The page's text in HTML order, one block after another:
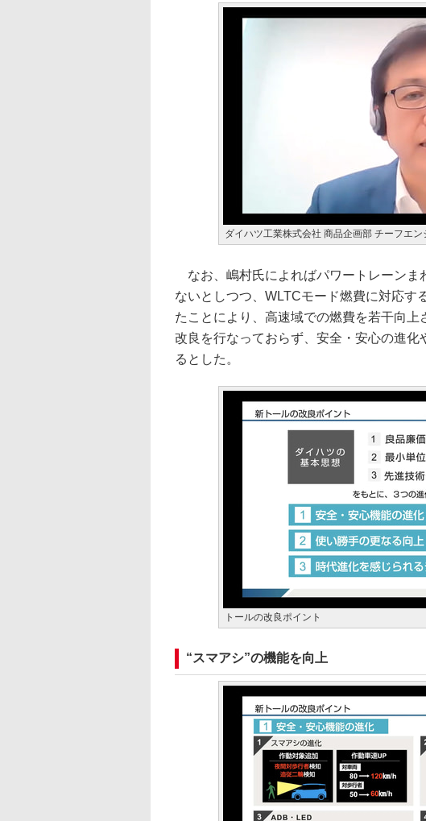
ダイハツ工業株式会社 商品企画部 チーフエン
なお、嶋村氏によればパワートレーンま
ないとしつつ、WLTCモード燃費に対応す
たことにより、高速域での燃費を若干向
改良を行なっておらず、安全・安心の進
るとした。
トールの改良ポイント
“スマアシ”の機能を向上